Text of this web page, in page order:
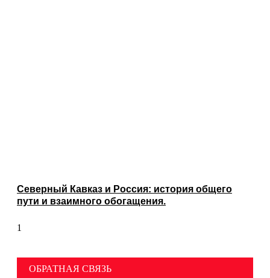
Северный Кавказ и Россия: история общего
пути и взаимного обогащения.
ОБРАТНАЯ СВЯЗЬ